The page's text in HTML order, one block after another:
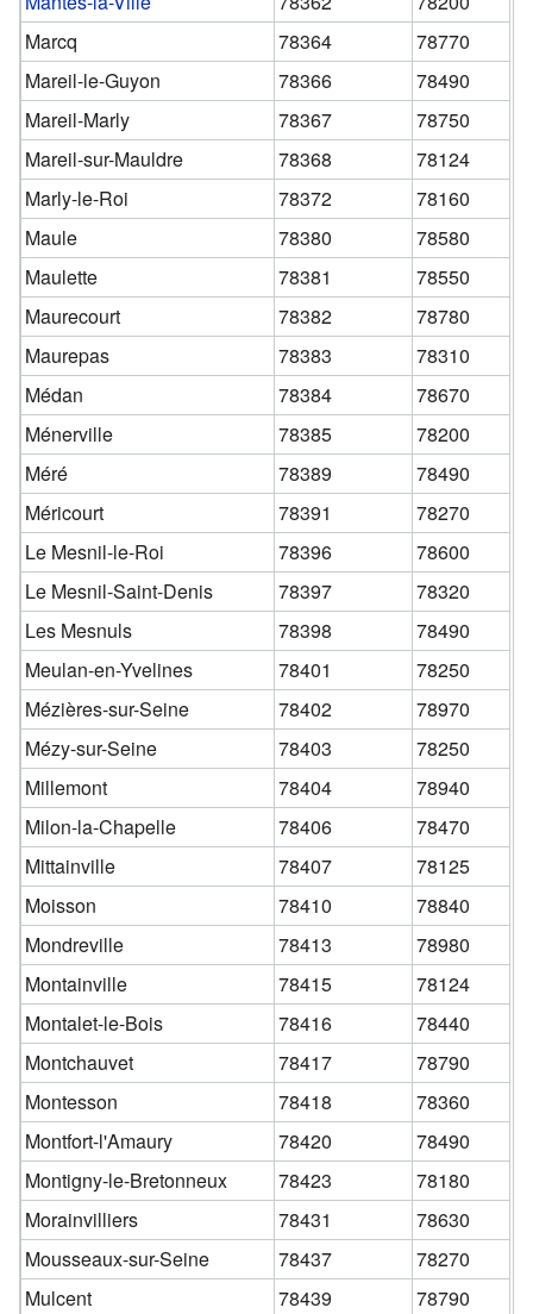
Marcq
78364
78770
Mareil-le-Guyon
78366
78490
Mareil-Marly
78367
78750
Mareil-sur-Mauldre
78368
78124
Marly-le-Roi
78372
78160
Maule
78380
78580
Maulette
78381
78550
Maurecourt
78382
78780
Maurepas
78383
78310
Médan
78384
78670
Ménerville
78385
78200
Méré
78389
78490
Méricourt
78391
78270
Le Mesnil-le-Roi
78396
78600
Le Mesnil-Saint-Denis
78397
78320
Les Mesnuls
78398
78490
Meulan-en-Yvelines
78401
78250
Mézières-sur-Seine
78402
78970
Mézy-sur-Seine
78403
78250
Millemont
78404
78940
Milon-la-Chapelle
78406
78470
Mittainville
78407
78125
Moisson
78410
78840
Mondreville
78413
78980
Montainville
78415
78124
Montalet-le-Bois
78416
78440
Montchauvet
78417
78790
Montesson
78418
78360
Montfort-l'Amaury
78420
78490
Montigny-le-Bretonneux
78423
78180
Morainvilliers
78431
78630
Mousseaux-sur-Seine
78437
78270
Mulcent
78439
78790